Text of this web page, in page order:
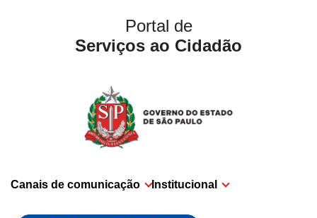
Portal de
Serviços ao Cidadão
Canais de comunicação Institucional